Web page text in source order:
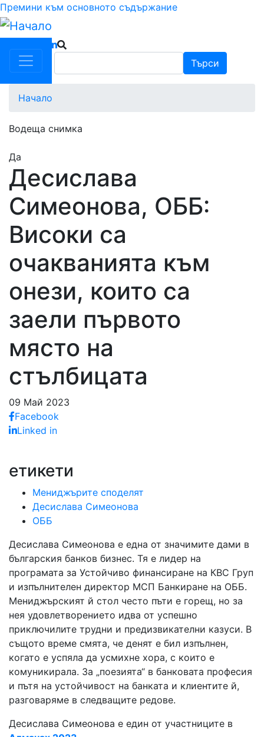
Премини към основното съдържание
Търси
Начало
Водеща снимка
Да
Десислава
Симеонова, ОББ:
Високи са
очакванията към
онези, които са
заели първото
място на
стълбицата
09 Май 2023
Facebook
Linked in
етикети
Мениджърите споделят
Десислава Симеонова
ОББ
Десислава Симеонова е една от значимите дами в
българския банков бизнес. Тя е лидер на
програмата за Устойчиво финансиране на КВС Груп
и изпълнителен директор МСП Банкиране на ОББ.
Мениджърският й стол често пъти е горещ, но за
нея удовлетворението идва от успешно
приключилите трудни и предизвикателни казуси. В
същото време смята, че денят е бил изпълнен,
когато е успяла да усмихне хора, с които е
комуникирала. За „поезията“ в банковата професия
и пътя на устойчивост на банката и клиентите й,
разговаряме в следващите редове.
Десислава Симеонова е един от участниците в